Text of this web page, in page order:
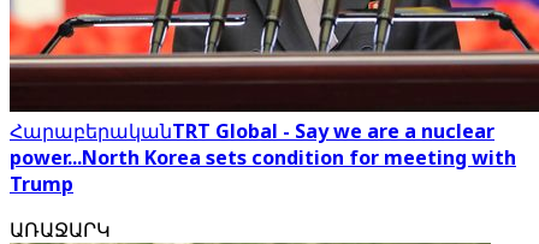
ՀարաբերականTRT Global - Say we are a nuclear
power...North Korea sets condition for meeting with
Trump
ԱՌԱՋԱՐԿ